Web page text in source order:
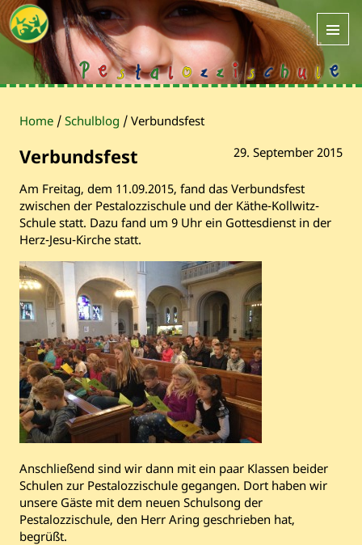
Home / Schulblog / Verbundsfest
29. September 2015
Verbundsfest
Am Freitag, dem 11.09.2015, fand das Verbundsfest
zwischen der Pestalozzischule und der Käthe-Kollwitz-
Schule statt. Dazu fand um 9 Uhr ein Gottesdienst in der
Herz-Jesu-Kirche statt.
Anschließend sind wir dann mit ein paar Klassen beider
Schulen zur Pestalozzischule gegangen. Dort haben wir
unsere Gäste mit dem neuen Schulsong der
Pestalozzischule, den Herr Aring geschrieben hat,
begrüßt.